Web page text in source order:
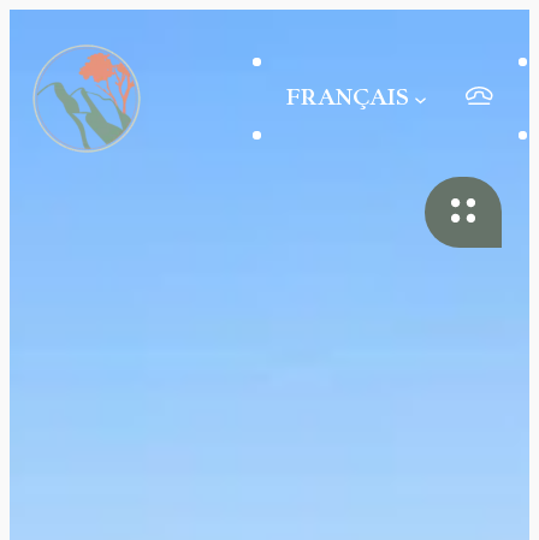
FRANÇAIS